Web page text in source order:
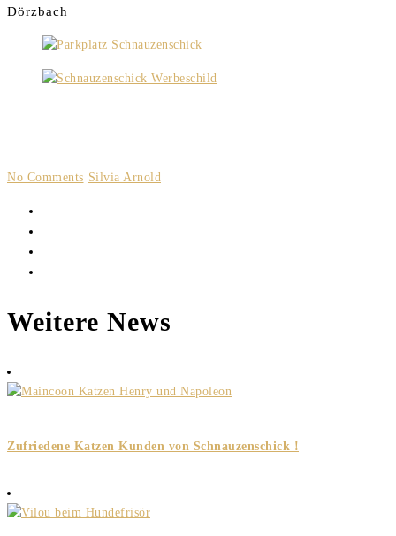
Dörzbach
No Comments Silvia Arnold
Weitere News
Zufriedene Katzen Kunden von Schnauzenschick !